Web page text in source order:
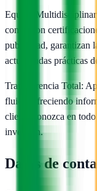
Equipo Multidisciplinar
contar con
publicidad, garantizan
actualizadas prácticas
Transparencia Total:
fluida, ofreciendo
cliente conozca en
inversión.
Datos de